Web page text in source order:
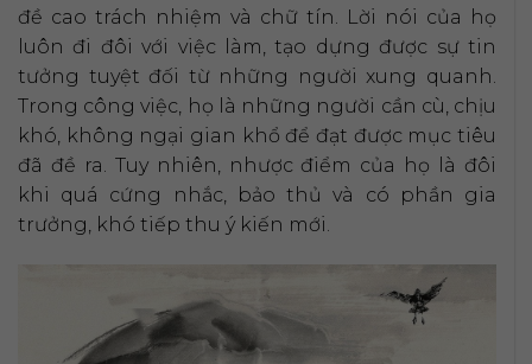
đề cao trách nhiệm và chữ tín. Lời nói của họ
luôn đi đôi với việc làm, tạo dựng được sự tin
tưởng tuyệt đối từ những người xung quanh.
Trong công việc, họ là những người cần cù, chịu
khó, không ngại gian khổ để đạt được mục tiêu
đã đề ra. Tuy nhiên, nhược điểm của họ là đôi
khi quá cứng nhắc, bảo thủ và có phần gia
trưởng, khó tiếp thu ý kiến mới.